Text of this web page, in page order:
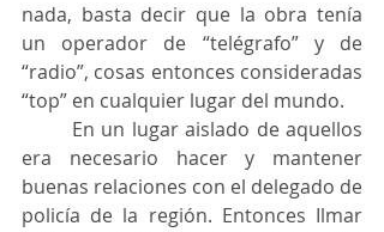
nada, basta decir que la obra tenía
un operador de “telégrafo” y de
“radio”, cosas entonces consideradas
“top” en cualquier lugar del mundo.
era necesario hacer y mantener
buenas relaciones con el delegado de
policía de la región. Entonces Ilmar